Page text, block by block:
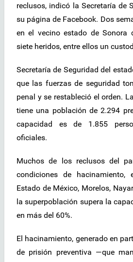
reclusos, indicó la Secretaría de
su página de Facebook. Dos
en el vecino estado de Sonora
siete heridos, entre ellos un
Secretaría de Seguridad del
que las fuerzas de seguridad
penal y se restableció el orden.
tiene una población de 2.294
capacidad es de 1.855
oficiales.
Muchos de los reclusos del
condiciones de hacinamiento,
Estado de México, Morelos,
la superpoblación supera la
en más del 60%.
El hacinamiento, generado en
de prisión preventiva —que